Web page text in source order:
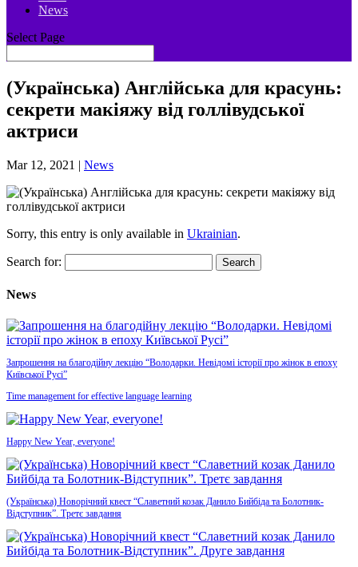
News
Select Page
(Українська) Англійська для красунь:
секрети макіяжу від голлівудської
актриси
Mar 12, 2021 | News
Sorry, this entry is only available in Ukrainian.
Search for:
News
Запрошення на благодійну лекцію “Володарки. Невідомі історії про жінок в епоху
Київської Русі”
Time management for effective language learning
Happy New Year, everyone!
(Українська) Новорічний квест “Славетний козак Данило Бийбіда та Болотник-
Відступник”. Третє завдання